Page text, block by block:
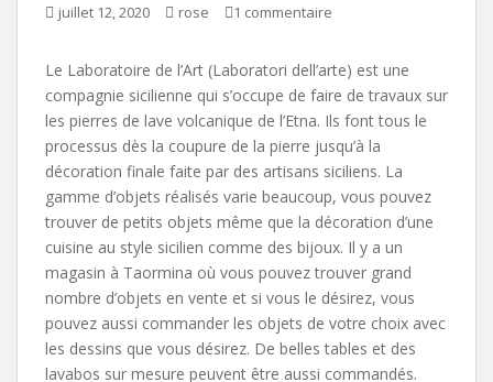
juillet 12, 2020 rose 1 commentaire
Le Laboratoire de l’Art (Laboratori dell’arte) est une
compagnie sicilienne qui s’occupe de faire de travaux sur
les pierres de lave volcanique de l’Etna. Ils font tous le
processus dès la coupure de la pierre jusqu’à la
décoration finale faite par des artisans siciliens. La
gamme d’objets réalisés varie beaucoup, vous pouvez
trouver de petits objets même que la décoration d’une
cuisine au style sicilien comme des bijoux. Il y a un
magasin à Taormina où vous pouvez trouver grand
nombre d’objets en vente et si vous le désirez, vous
pouvez aussi commander les objets de votre choix avec
les dessins que vous désirez. De belles tables et des
lavabos sur mesure peuvent être aussi commandés.